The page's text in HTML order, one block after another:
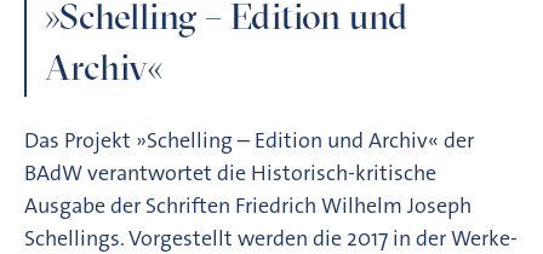
»Schelling – Edition und
Archiv«
Das Projekt »Schelling – Edition und Archiv« der
BAdW verantwortet die Historisch-kritische
Ausgabe der Schriften Friedrich Wilhelm Joseph
Schellings. Vorgestellt werden die 2017 in der Werke-